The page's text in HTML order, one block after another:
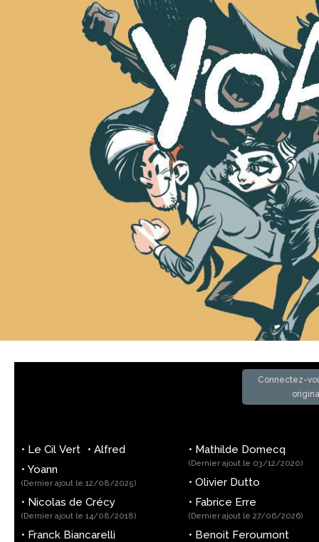
Connectez-
• Le Cil Vert • Alfred
• Yoann
(Dernier ajout le 12/08/2025)
• Nicolas de Crécy
(Dernier ajout le 14/08/2018)
• Franck Biancarelli
• Mathilde Domecq
(Dernier ajout le 03/12/2020)
• Olivier Dutto
• Fabrice Erre
(Dernier ajout le 27/06/2026)
• Benoit Feroumont